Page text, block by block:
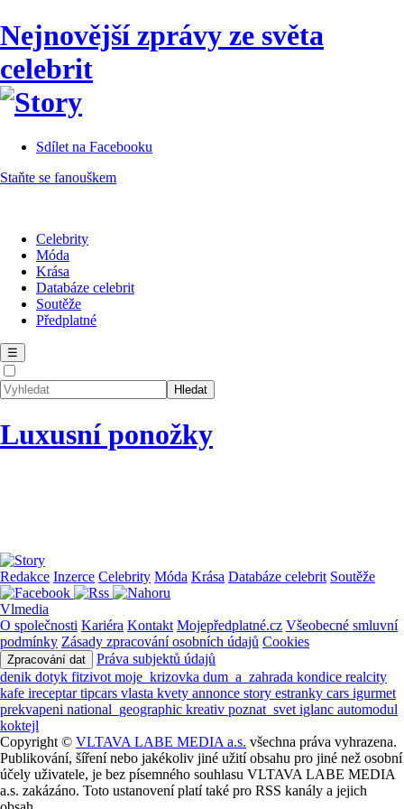
Nejnovější zprávy ze světa
celebrit
Sdílet na Facebooku
Staňte se fanouškem
Celebrity
Móda
Krása
Databáze celebrit
Soutěže
Předplatné
☰
Luxusní ponožky
Redakce Inzerce Celebrity Móda Krása Databáze celebrit Soutěže
Vlmedia
O společnosti Kariéra Kontakt Mojepředplatné.cz Všeobecné smluvní
podmínky Zásady zpracování osobních údajů Cookies
Zpracování dat
Práva subjektů údajů
denik dotyk fitzivot moje_krizovka dum_a_zahrada kondice realcity
kafe ireceptartipcars vlasta kvety annonce story estranky cars igurmet
prekvapeni national_geographic kreativ poznat_svet iglanc automodul
koktejl
Copyright © VLTAVA LABE MEDIA a.s. všechna práva vyhrazena.
Publikování, šíření nebo jakékoliv jiné užití obsahu pro jiné než osobní
účely uživatele, je bez písemného souhlasu VLTAVA LABE MEDIA
a.s. zakázáno. Toto ustanovení platí také pro RSS kanály a jejich